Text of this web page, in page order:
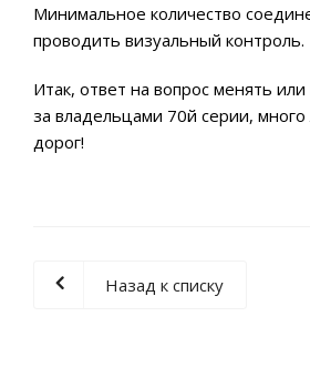
Минимальное количество
проводить визуальный контроль.
Итак, ответ на вопрос менять
за владельцами 70й серии,
дорог!
Назад к списку